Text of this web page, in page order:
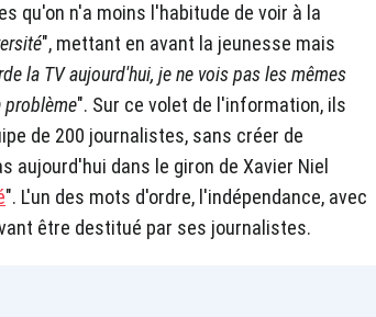
qu'on n'a moins l'habitude de voir à la
", mettant en avant la jeunesse mais
la TV aujourd'hui, je ne vois pas les mêmes
problème". Sur ce volet de l'information, ils
de 200 journalistes, sans créer de
aujourd'hui dans le giron de Xavier Niel
". L'un des mots d'ordre, l'indépendance, avec
être destitué par ses journalistes.